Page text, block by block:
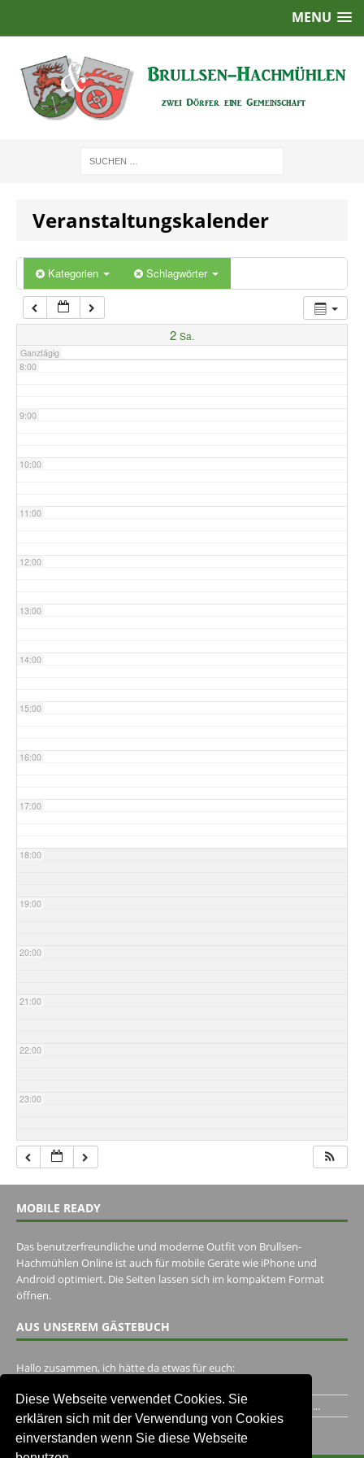
Diese Webseite verwendet Cookies. Sie
erklären sich mit der Verwendung von Cookies
einverstanden wenn Sie diese Webseite
MENU
Veranstaltungskalender
Kategorien Schlagwörter
2 Sa.
Ganztägig
2:00
5:00
7:00
8:00
9:00
10:00
11:00
12:00
13:00
14:00
15:00
16:00
17:00
18:00
19:00
20:00
21:00
22:00
23:00
MOBILE READY
Das benutzerfreundliche und moderne Outfit von Brullsen-
Hachmühlen Online ist auch für mobile Geräte wie iPhone und
Android optimiert. Die Seiten lassen sich im kompaktem Format
öffnen.
AUS UNSEREM GÄSTEBUCH
Hallo zusammen, ich hätte da etwas für euch:
Ich habe ein Jahr im Gasthaus Hugo Pape verbracht..Habe ihn...
Unser Gästebuch besuchen